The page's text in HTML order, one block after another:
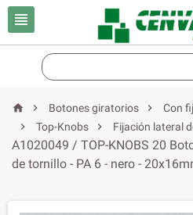

  Botones giratorios 
Con

Top-Knobs  Fijación lateral
A1020049 / TOP-KNOBS 20
de tornillo - PA 6 - nero -